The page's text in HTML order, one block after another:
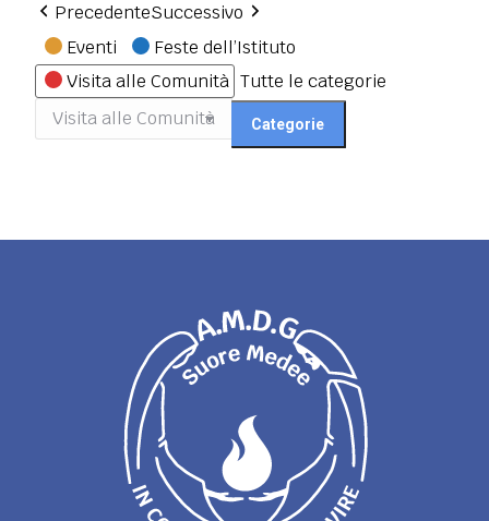
PrecedenteSuccessivo
Categorie
Eventi
Feste dell’Istituto
Visita alle Comunità Tutte le categorie
Categorie